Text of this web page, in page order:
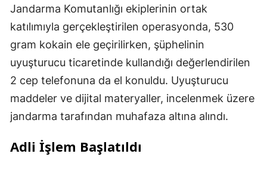
Jandarma Komutanlığı ekiplerinin ortak
katılımıyla gerçekleştirilen operasyonda, 530
gram kokain ele geçirilirken, şüphelinin
uyuşturucu ticaretinde kullandığı değerlendirilen
2 cep telefonuna da el konuldu. Uyuşturucu
maddeler ve dijital materyaller, incelenmek üzere
jandarma tarafından muhafaza altına alındı.
Adli İşlem Başlatıldı